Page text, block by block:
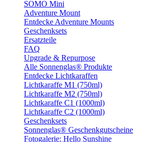
SOMO Mini
Adventure Mount
Entdecke Adventure Mounts
Geschenksets
Ersatzteile
FAQ
Upgrade & Repurpose
Alle Sonnenglas® Produkte
Entdecke Lichtkaraffen
Lichtkaraffe M1 (750ml)
Lichtkaraffe M2 (750ml)
Lichtkaraffe C1 (1000ml)
Lichtkaraffe C2 (1000ml)
Geschenksets
Sonnenglas® Geschenkgutscheine
Fotogalerie: Hello Sunshine